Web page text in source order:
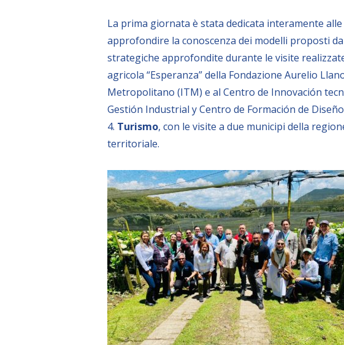
La prima giornata è stata dedicata interamente alle
approfondire la conoscenza dei modelli proposti
strategiche approfondite durante le visite
agricola “Esperanza” della Fondazione Aurelio
Metropolitano (ITM) e al Centro de Innovación
Gestión Industrial y Centro de Formación de
4. Turismo, con le visite a due municipi della
territoriale.